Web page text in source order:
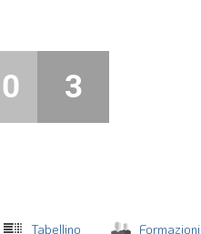
3
Tabellino Formazioni